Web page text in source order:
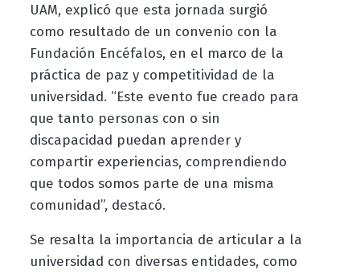
UAM, explicó que esta jornada surgió
como resultado de un convenio con la
Fundación Encéfalos, en el marco de la
práctica de paz y competitividad de la
universidad. “Este evento fue creado para
que tanto personas con o sin
discapacidad puedan aprender y
compartir experiencias, comprendiendo
que todos somos parte de una misma
comunidad”, destacó.
Se resalta la importancia de articular a la
universidad con diversas entidades, como